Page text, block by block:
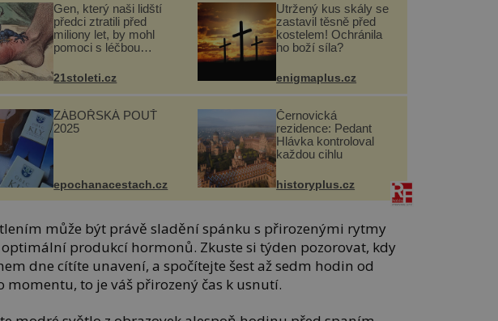
Gen, který naši lidští
předci ztratili před
miliony let, by mohl
pomoci s léčbou
21stoleti.cz
Utržený kus skály se
zastavil těsně před
kostelem! Ochránila
ho boží síla?
enigmaplus.cz
ZÁBOŘSKÁ POUŤ
2025
epochanacestach.cz
Černovická
rezidence: Pedant
Hlávka kontroloval
každou cihlu
historyplus.cz
může být právě sladění spánku s přirozenými rytmy
produkcí hormonů. Zkuste si týden pozorovat, kdy
dne cítíte unavení, a spočítejte šest až sedm hodin od
momentu, to je váš přirozený čas k usnutí.